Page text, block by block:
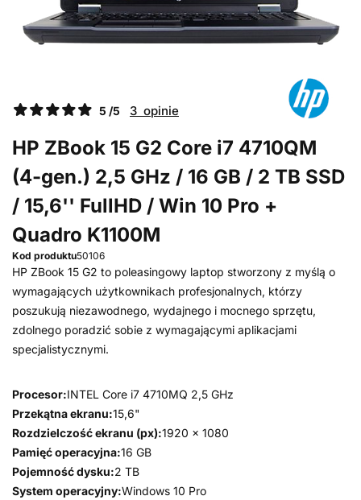
5 /5 3 opinie
HP ZBook 15 G2 Core i7 4710QM
(4-gen.) 2,5 GHz / 16 GB / 2 TB SSD
/ 15,6'' FullHD / Win 10 Pro +
Quadro K1100M
Kod produktu50106
HP ZBook 15 G2 to poleasingowy laptop stworzony z myślą o
wymagających użytkownikach profesjonalnych, którzy
poszukują niezawodnego, wydajnego i mocnego sprzętu,
zdolnego poradzić sobie z wymagającymi aplikacjami
specjalistycznymi.
Procesor:INTEL Core i7 4710MQ 2,5 GHz
Przekątna ekranu:15,6"
Rozdzielczość ekranu (px):1920 x 1080
Pamięć operacyjna:16 GB
Pojemność dysku:2 TB
System operacyjny:Windows 10 Pro